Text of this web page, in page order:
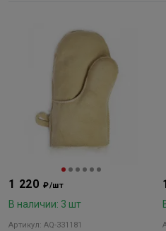
1 220 ₽/шт
В наличии: 3 шт
Артикул: AQ-331181